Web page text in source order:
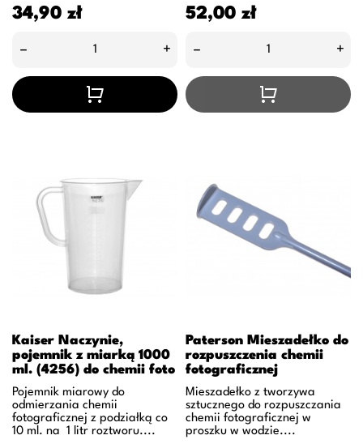
Cena
34,90 zł
– +
Cena
52,00 zł
– +
Kaiser Naczynie,
pojemnik z miarką 1000
ml. (4256) do chemii foto
Pojemnik miarowy do
odmierzania chemii
fotograficznej z podziałką co
10 ml. na 1 litr roztworu....
Paterson Mieszadełko do
rozpuszczenia chemii
fotograficznej
Mieszadełko z tworzywa
sztucznego do rozpuszczania
chemii fotograficznej w
proszku w wodzie....